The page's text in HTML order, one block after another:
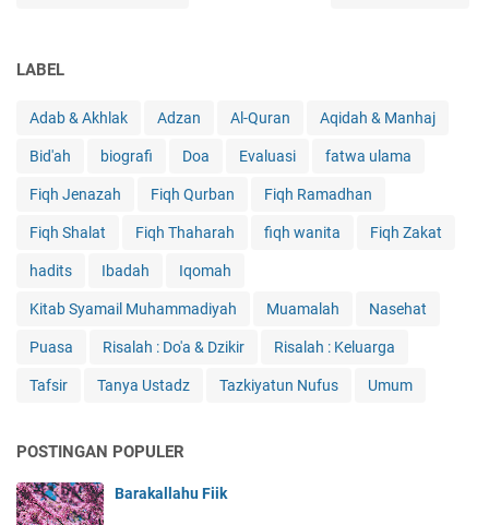
LABEL
Adab & Akhlak Adzan Al-Quran Aqidah & Manhaj
Bid'ah biografi Doa Evaluasi fatwa ulama
Fiqh Jenazah Fiqh Qurban Fiqh Ramadhan
Fiqh Shalat Fiqh Thaharah fiqh wanita Fiqh Zakat
hadits Ibadah Iqomah
Kitab Syamail Muhammadiyah Muamalah Nasehat
Puasa Risalah : Do'a & Dzikir Risalah : Keluarga
Tafsir Tanya Ustadz Tazkiyatun Nufus Umum
POSTINGAN POPULER
Barakallahu Fiik